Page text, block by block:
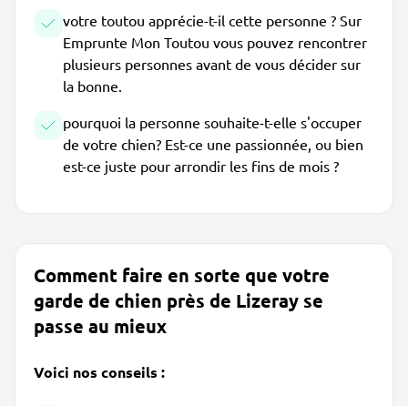
votre toutou apprécie-t-il cette personne ? Sur
Emprunte Mon Toutou vous pouvez rencontrer
plusieurs personnes avant de vous décider sur
la bonne.
pourquoi la personne souhaite-t-elle s'occuper
de votre chien? Est-ce une passionnée, ou bien
est-ce juste pour arrondir les fins de mois ?
Comment faire en sorte que votre
garde de chien près de Lizeray se
passe au mieux
Voici nos conseils :